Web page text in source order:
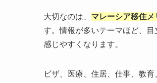
大切なのは、 マレーシア移住
す。情報が多いテーマほど、
感じやすくなります。
ビザ、医療、住居、仕事、教